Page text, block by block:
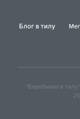
Блог в тилу
"Виробники в